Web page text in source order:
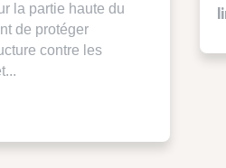
la partie haute du
de protéger
contre les